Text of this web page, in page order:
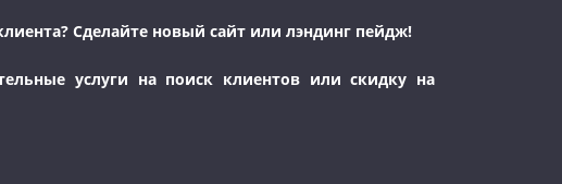
Сделайте новый сайт или лэндинг пейдж!
услуги на поиск клиентов или скидку на